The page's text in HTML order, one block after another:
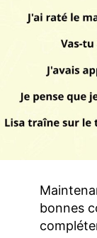
bonnes